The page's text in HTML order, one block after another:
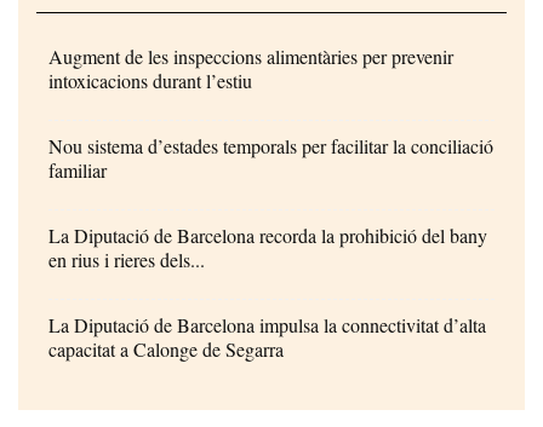
Augment de les inspeccions alimentàries per prevenir
intoxicacions durant l’estiu
Nou sistema d’estades temporals per facilitar la conciliació
familiar
La Diputació de Barcelona recorda la prohibició del bany
en rius i rieres dels...
La Diputació de Barcelona impulsa la connectivitat d’alta
capacitat a Calonge de Segarra